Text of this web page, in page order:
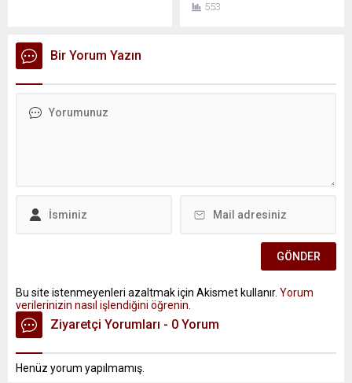
553
Bir Yorum Yazın
Bu site istenmeyenleri azaltmak için Akismet kullanır. Yorum
verilerinizin nasıl işlendiğini öğrenin.
Ziyaretçi Yorumları - 0 Yorum
Henüz yorum yapılmamış.